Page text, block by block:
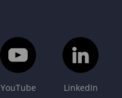
YouTube LinkedIn